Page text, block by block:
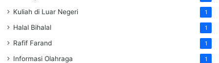
Kuliah di Luar Negeri 1
Halal Bihalal 1
Rafif Farand 1
Informasi Olahraga 1